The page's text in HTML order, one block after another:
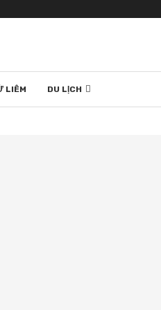
LIÊM DU LỊCH